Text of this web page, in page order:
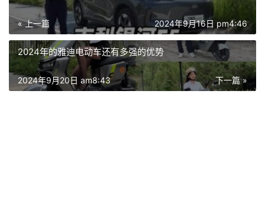
« 上一篇 2024年9月16日 pm4:46
2024年的雅迪电动车还有多强的优势
下一篇 »
2024年9月20日 am8:43